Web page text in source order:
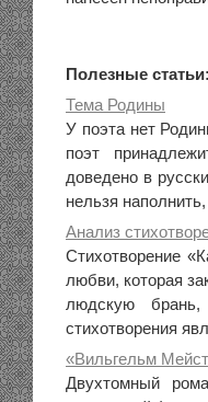
Полезные статьи:
Тема Родины
У поэта нет
поэт
доведено в
нельзя
Анализ
Стихотворение
любви, которая
людскую
стихотворения
«Вильгельм
Двухтомный